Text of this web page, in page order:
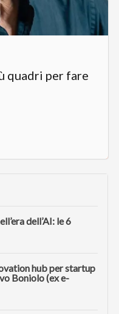
quadri per fare
dell’AI: le 6
hub per startup
Boniolo (ex e-